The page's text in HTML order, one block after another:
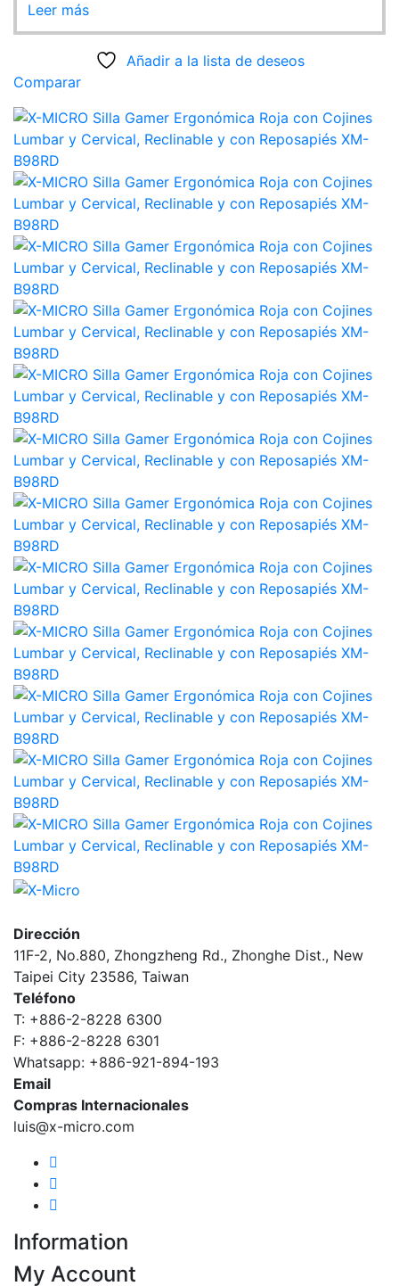
Leer más
Añadir a la lista de deseos
Comparar
Dirección
11F-2, No.880, Zhongzheng Rd., Zhonghe Dist., New
Taipei City 23586, Taiwan
Teléfono
T: +886-2-8228 6300
F: +886-2-8228 6301
Whatsapp: +886-921-894-193
Email
Compras Internacionales
luis@x-micro.com
Information
My Account